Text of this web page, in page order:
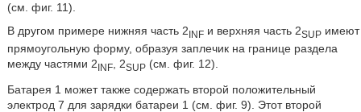
(см. фиг. 11).
В другом примере нижняя часть 2INFи верхняя часть 2SUPимеют
прямоугольную форму, образуя заплечик на границе раздела
между частями 2INF, 2SUP(см. фиг. 12).
Батарея 1 может также содержать второй положительный
электрод 7 для зарядки батареи 1 (см. фиг. 9). Этот второй